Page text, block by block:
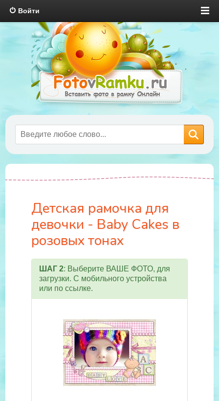
Войти
Детская рамочка для
девочки - Baby Cakes в
розовых тонах
ШАГ 2: Выберите ВАШЕ ФОТО, для
загрузки. С мобильного устройства
или по ссылке.